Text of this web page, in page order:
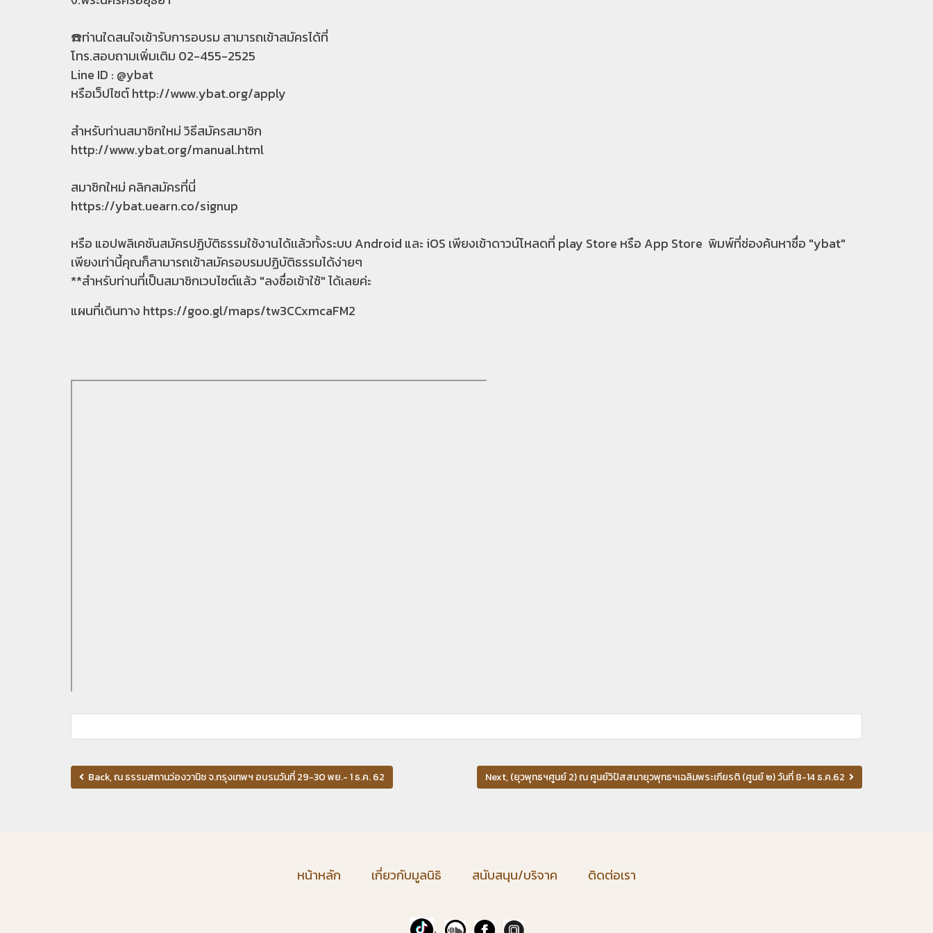
☎️ท่านใดสนใจเข้ารับการอบรม สามารถเข้าสมัครได้ที่
โทร.สอบถามเพิ่มเติม 02-455-2525
Line ID : @ybat
หรือเว็ปไซต์http://www.ybat.org/apply
สำหรับท่านสมาชิกใหม่ วิธีสมัครสมาชิก
http://www.ybat.org/manual.html
สมาชิกใหม่ คลิกสมัครที่นี่
https://ybat.uearn.co/signup
หรือ แอปพลิเคชันสมัครปฏิบัติธรรมใช้งานได้เเล้วทั้งระบบ Android และ iOS เพียงเข้าดาวน์โหลดที่ play Store หรือ App Store พิมพ์ที่ช่องค้นหาชื่อ "ybat"
เพียงเท่านี้คุณก็สามารถเข้าสมัครอบรมปฏิบัติธรรมได้ง่ายๆ
**สำหรับท่านที่เป็นสมาชิกเวบไซต์แล้ว "ลงชื่อเข้าใช้" ได้เลยค่ะ
แผนที่เดินทาง https://goo.gl/maps/tw3CCxmcaFM2
Back, ณ ธรรมสถานว่องวานิช จ.กรุงเทพฯ อบรมวันที่ 29-30 พย.- 1 ธ.ค. 62 Next, (ยุวพุทธฯศูนย์ 2) ณ ศูนย์วิปัสสนายุวพุทธฯเฉลิมพระเกียรติ (ศูนย์ ๒) วันที่ 8-14 ธ.ค.62
หน้าหลัก เกี่ยวกับมูลนิธิ สนับสนุน/บริจาค ติดต่อเรา
. ...